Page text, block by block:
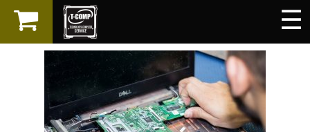
☰
×
LAPTOP
SPAREPART
AKSESORIS